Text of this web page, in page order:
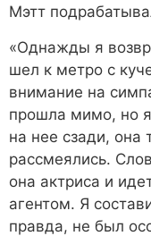
Мэтт
«Однажды я
шел к метро с
внимание на
прошла мимо, но я
на нее сзади, она
рассмеялись.
она актриса и
агентом. Я
правда, не был